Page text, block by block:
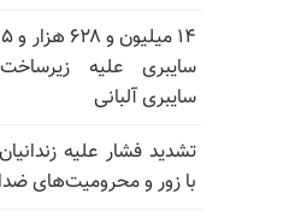
سایبری علیه
سایبری آلبانی
تشدید فشار علیه
با زور و محرومیت‌های